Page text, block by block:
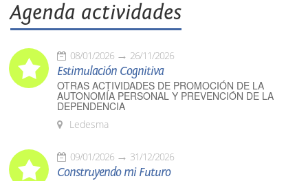
Agenda actividades
08/01/2026 26/11/2026
Estimulación Cognitiva
OTRAS ACTIVIDADES DE PROMOCIÓN DE LA
AUTONOMÍA PERSONAL Y PREVENCIÓN DE LA
DEPENDENCIA
Ledesma
09/01/2026 31/12/2026
Construyendo mi Futuro